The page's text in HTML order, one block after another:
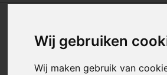
Wij gebruiken
Wij maken gebruik van
Artikelnummer:130037